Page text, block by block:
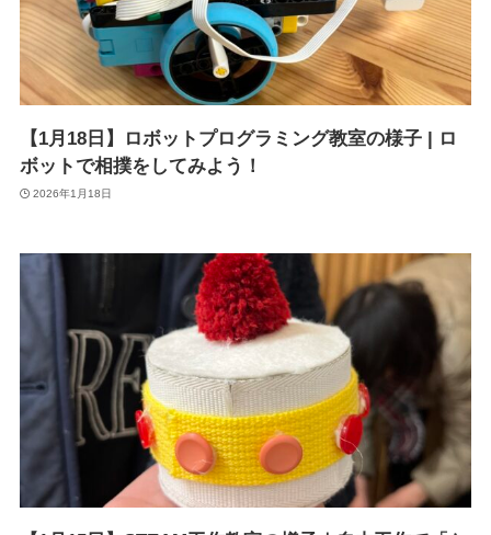
【1月18日】ロボットプログラミング教室の様子 | ロ
ボットで相撲をしてみよう！
2026年1月18日